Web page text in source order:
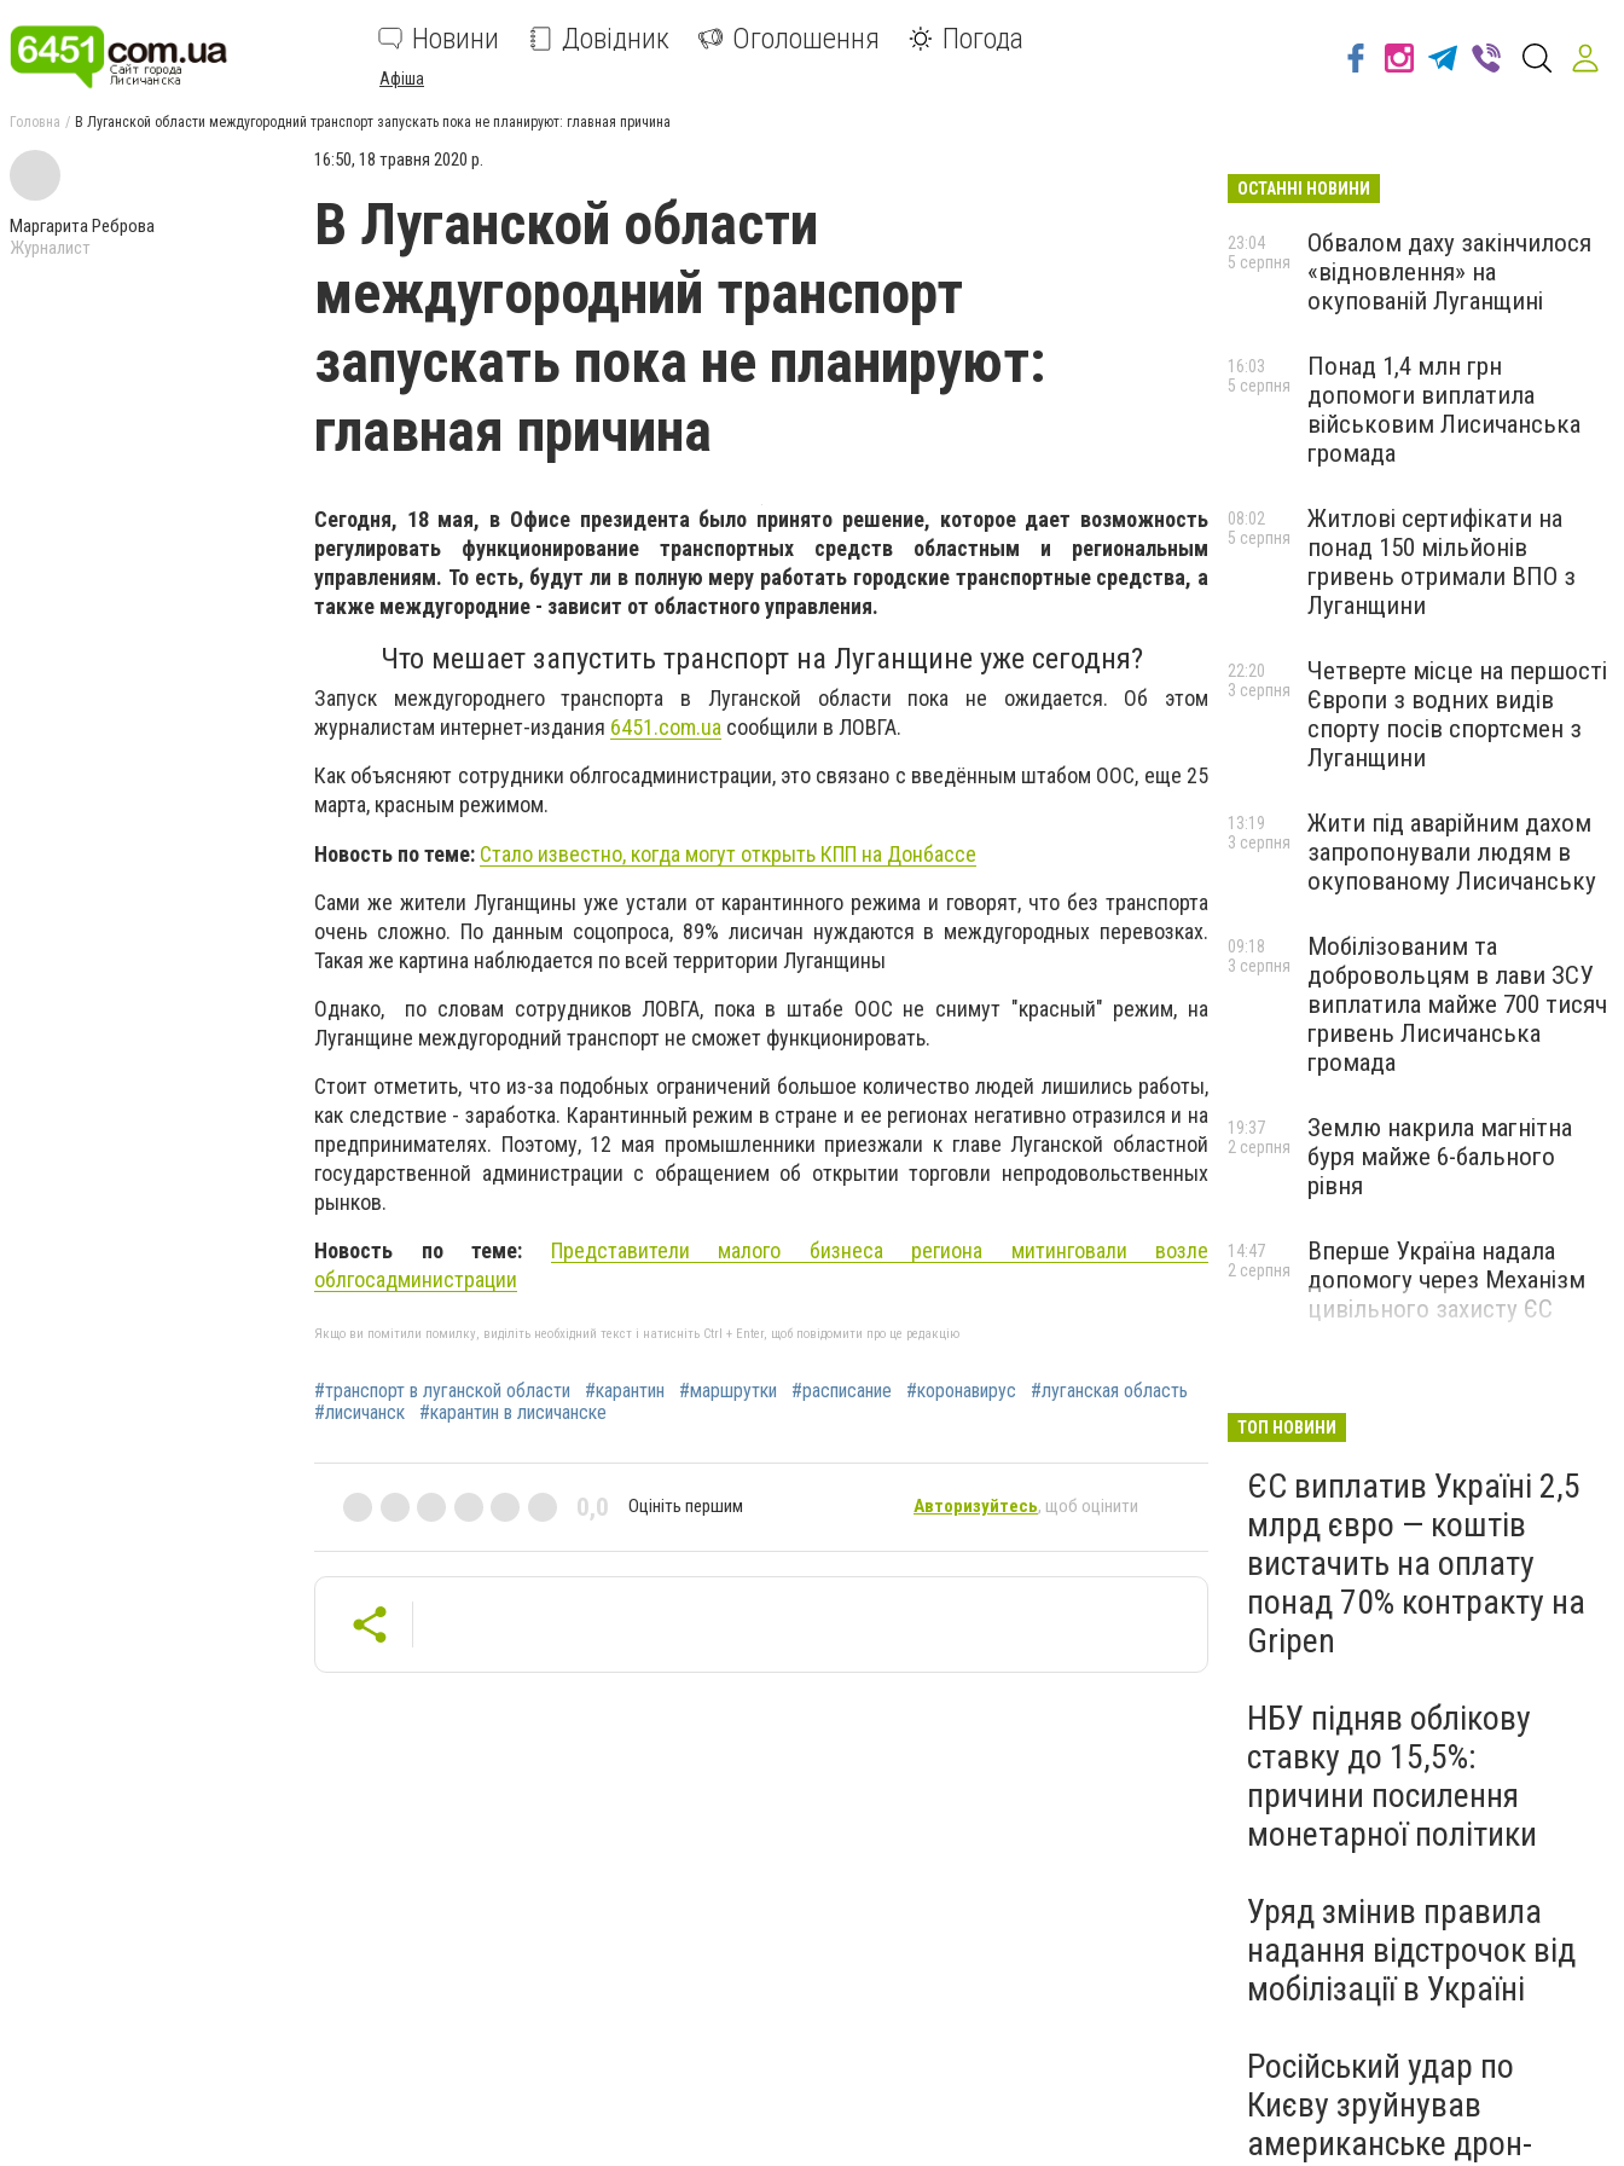
Новини Довідник Оголошення Погода
Афіша
Головна В Луганской области междугородний транспорт запускать пока не планируют: главная причина
Маргарита Реброва
Журналист
16:50, 18 травня 2020 р.
В Луганской области
междугородний транспорт
запускать пока не планируют:
главная причина
Сегодня, 18 мая, в Офисе президента было принято решение, которое дает возможность
регулировать функционирование транспортных средств областным и региональным
управлениям. То есть, будут ли в полную меру работать городские транспортные средства, а
также междугородние - зависит от областного управления.
Что мешает запустить транспорт на Луганщине уже сегодня?
Запуск междугороднего транспорта в Луганской области пока не ожидается. Об этом
журналистам интернет-издания 6451.com.ua сообщили в ЛОВГА.
Как объясняют сотрудники облгосадминистрации, это связано с введённым штабом ООС, еще 25
марта, красным режимом.
Новость по теме: Стало известно, когда могут открыть КПП на Донбассе
Сами же жители Луганщины уже устали от карантинного режима и говорят, что без транспорта
очень сложно. По данным соцопроса, 89% лисичан нуждаются в междугородных перевозках.
Такая же картина наблюдается по всей территории Луганщины
Однако, по словам сотрудников ЛОВГА, пока в штабе ООС не снимут "красный" режим, на
Луганщине междугородний транспорт не сможет функционировать.
Стоит отметить, что из-за подобных ограничений большое количество людей лишились работы,
как следствие - заработка. Карантинный режим в стране и ее регионах негативно отразился и на
предпринимателях. Поэтому, 12 мая промышленники приезжали к главе Луганской областной
государственной администрации с обращением об открытии торговли непродовольственных
рынков.
Новость по теме: Представители малого бизнеса региона митинговали возле
облгосадминистрации
Якщо ви помітили помилку, виділіть необхідний текст і натисніть Ctrl + Enter, щоб повідомити про це редакцію
#транспорт в луганской области #карантин #маршрутки #расписание #коронавирус
#луганская область
#лисичанск
#карантин в лисичанске
0,0 Оцініть першим Авторизуйтесь, щоб оцінити
ОСТАННІ НОВИНИ
Обвалом даху закінчилося
«відновлення» на
окупованій Луганщині
23:04
5 серпня
Понад 1,4 млн грн
допомоги виплатила
військовим Лисичанська
громада
16:03
5 серпня
Житлові сертифікати на
понад 150 мільйонів
гривень отримали ВПО з
Луганщини
08:02
5 серпня
Четверте місце на першості
Європи з водних видів
спорту посів спортсмен з
Луганщини
22:20
3 серпня
Жити під аварійним дахом
запропонували людям в
окупованому Лисичанську
13:19
3 серпня
Мобілізованим та
добровольцям в лави ЗСУ
виплатила майже 700 тисяч
гривень Лисичанська
громада
09:18
3 серпня
Землю накрила магнітна
буря майже 6-бального
рівня
19:37
2 серпня
Вперше Україна надала
допомогу через Механізм
цивільного захисту ЄС
14:47
2 серпня
ТОП НОВИНИ
ЄС виплатив Україні 2,5
млрд євро — коштів
вистачить на оплату
понад 70% контракту на
Gripen
НБУ підняв облікову
ставку до 15,5%:
причини посилення
монетарної політики
Уряд змінив правила
надання відстрочок від
мобілізації в Україні
Російський удар по
Києву зруйнував
американське дрон-